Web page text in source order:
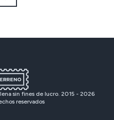
sin fines de lucro. 2015 - 2026
reservados